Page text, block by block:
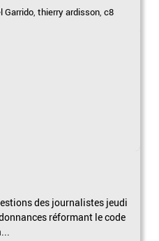
Garrido,thierry ardisson,c8
des journalistes jeudi
réformant le code